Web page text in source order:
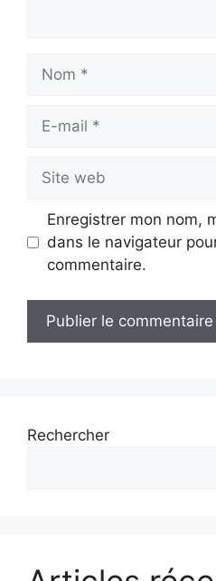
Nom
Site
web
Enregistrer mon nom,
dans le navigateur
commentaire.
Rechercher